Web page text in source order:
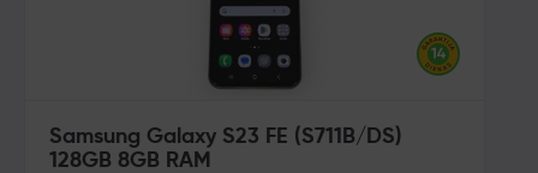
Samsung Galaxy S23 FE (S711B/DS)
128GB 8GB RAM